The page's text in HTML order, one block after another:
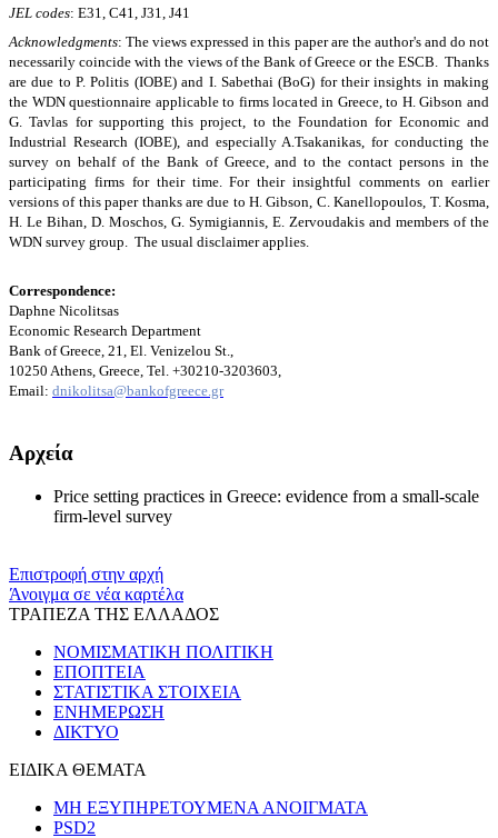
JEL codes: E31, C41, J31, J41
Acknowledgments:The views expressed in this paper are the author's and do not
necessarily coincide with the views of the Bank of Greece or the ESCB. Thanks
are due to P. Politis (IOBE) and I. Sabethai (BoG) for their insights in making
the WDN questionnaire applicable to firms located in Greece, to H. Gibson and
G. Tavlas for supporting this project, to the Foundation for Economic and
Industrial Research (IOBE), and especially A.Tsakanikas, for conducting the
survey on behalf of the Bank of Greece, and to the contact persons in the
participating firms for their time. For their insightful comments on earlier
versions of this paper thanks are due to H. Gibson, C. Kanellopoulos, T. Kosma,
H. Le Bihan, D. Moschos, G. Symigiannis, E. Zervoudakis and members of the
WDN survey group. The usual disclaimer applies.
Correspondence:
Daphne Nicolitsas
Economic Research Department
Bank of Greece, 21, El. Venizelou St.,
10250 Athens, Greece, Tel. +30210-3203603,
Email: dnikolitsa@bankofgreece.gr
Αρχεία
Price setting practices in Greece: evidence from a small-scale
firm-level survey
Επιστροφή στην αρχή
Άνοιγμα σε νέα καρτέλα
ΤΡΑΠΕΖΑ ΤΗΣ ΕΛΛΑΔΟΣ
ΝΟΜΙΣΜΑΤΙΚΗ ΠΟΛΙΤΙΚΗ
ΕΠΟΠΤΕΙΑ
ΣΤΑΤΙΣΤΙΚΑ ΣΤΟΙΧΕΙΑ
ΕΝΗΜΕΡΩΣΗ
ΔΙΚΤΥΟ
ΕΙΔΙΚΑ ΘΕΜΑΤΑ
ΜΗ ΕΞΥΠΗΡΕΤΟΥΜΕΝΑ ΑΝΟΙΓΜΑΤΑ
PSD2